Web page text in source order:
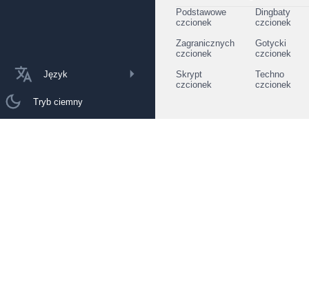
Język
Tryb ciemny
Podstawowe
czcionek
Dingbaty
czcionek
Zagranicznych
czcionek
Gotycki
czcionek
Skrypt
czcionek
Techno
czcionek